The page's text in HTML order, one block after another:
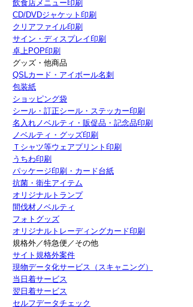
飲食店メニュー印刷
CD/DVDジャケット印刷
クリアファイル印刷
サイン・ディスプレイ印刷
卓上POP印刷
グッズ・他商品
QSLカード・アイボール名刺
包装紙
ショッピング袋
シール・訂正シール・ステッカー印刷
名入れノベルティ・販促品・記念品印刷
ノベルティ・グッズ印刷
Ｔシャツ等ウェアプリント印刷
うちわ印刷
パッケージ印刷・カード台紙
抗菌・衛生アイテム
オリジナルトランプ
間伐材ノベルティ
フォトグッズ
オリジナルトレーディングカード印刷
規格外／特急便／その他
サイト規格外案件
現物データ化サービス（スキャニング）
当日着サービス
翌日着サービス
セルフデータチェック